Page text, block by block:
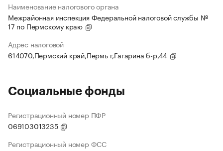
Наименование налогового органа
Межрайонная инспекция Федеральной налоговой службы №
17 по Пермскому краю
Адрес налоговой
614070,Пермский край,Пермь г,Гагарина б-р,44
Социальные фонды
Регистрационный номер ПФР
069103013235
Регистрационный номер ФСС